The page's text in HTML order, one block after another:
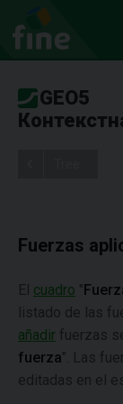
GEO5
Fuerzas
El cuadro "
listado de las
añadir fuerzas
fuerza". Las
editadas en el